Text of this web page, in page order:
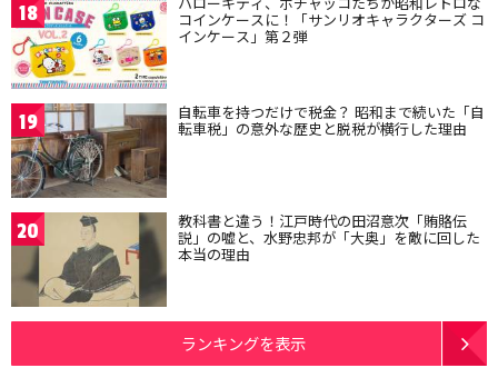
18 コインケースに！「サンリオキャラクターズ コ
インケース」第２弾
19 自転車を持つだけで税金？ 昭和まで続いた「自
転車税」の意外な歴史と脱税が横行した理由
20 教科書と違う！江戸時代の田沼意次「賄賂伝
説」の嘘と、水野忠邦が「大奥」を敵に回した
本当の理由
ランキングを表示